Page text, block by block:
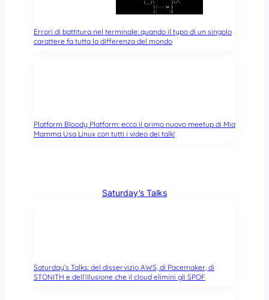
Errori di battitura nel terminale: quando il typo di un singolo
carattere fa tutta la differenza del mondo
Platform Bloody Platform: ecco il primo nuovo meetup di Mia
Mamma Usa Linux con tutti i video dei talk!
Saturday’s Talks
Saturday’s Talks: del disservizio AWS, di Pacemaker, di
STONITH e dell’illusione che il cloud elimini gli SPOF